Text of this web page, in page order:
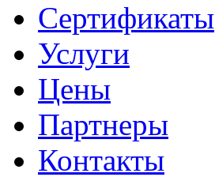
Сертификаты
Услуги
Цены
Партнеры
Контакты